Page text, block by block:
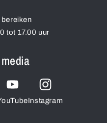
tot 17.00 uur
Instagram